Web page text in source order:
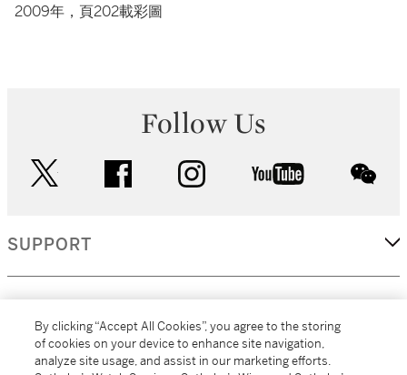
2009年，頁202載彩圖
Follow Us
facebook instagram youtube
SUPPORT
MORE...
By clicking “Accept All Cookies”, you agree to the storing
of cookies on your device to enhance site navigation,
analyze site usage, and assist in our marketing efforts.